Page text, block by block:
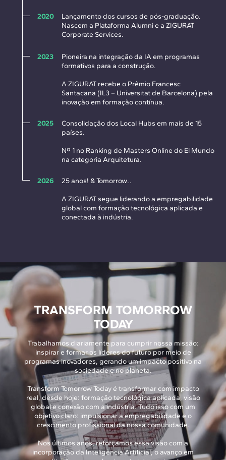
2020
Lançamento dos cursos de pós-graduação.
Nascem a Plataforma Alumni e a ZIGURAT
Corporate Services.
2023
Pioneira na integração da IA em programas
formativos para a construção.
A ZIGURAT recebe o Prêmio Francesc
Santacana (IL3 – Universitat de Barcelona) pela
inovação em formação contínua.
2025
Consolidação dos Local Hubs em mais de 15
países.
Nº 1 no Ranking de Masters Online do El Mundo
na categoria Arquitetura.
2026 25 anos! & Tomorrow…
A ZIGURAT segue liderando a empregabilidade
global com formação tecnológica aplicada e
conectada à indústria.
TRANSFORM TOMORROW
TODAY
Trabalhamos diariamente para cumprir nossa missão:
inspirar e formar os líderes do futuro por meio de
programas inovadores, gerando um impacto positivo na
sociedade e no planeta.
Transform Tomorrow Today é transformar com impacto
real, desde hoje: formação tecnológica aplicada, visão
global e conexão com a indústria. Tudo isso com um
objetivo claro: impulsionar a empregabilidade e o
crescimento profissional da nossa comunidade.
Nos últimos anos, reforçamos essa visão com a
incorporação da Inteligência Artificial, o avanço em